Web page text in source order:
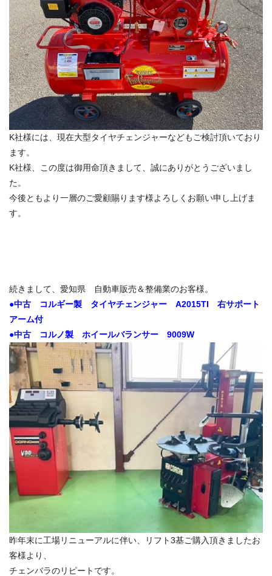
K社様には、現在大型タイヤチェンジャーなどもご検討頂いており
ます。
K社様、この度は御用命頂きまして、誠にありがとうございまし
た。
今後ともより一層のご愛顧賜ります様よろしくお願い申し上げま
す。
続きまして、愛知県 自動車販売＆整備業のお客様。
●中古 コルギー製 タイヤチェンジャー A2015TI 右サポート
アーム付
●中古 コルノ製 ホイールバランサー 9009W
昨年末に工場リニューアルに伴い、リフト3基ご購入頂きましたお
客様より、
チェンバラのリピートです。